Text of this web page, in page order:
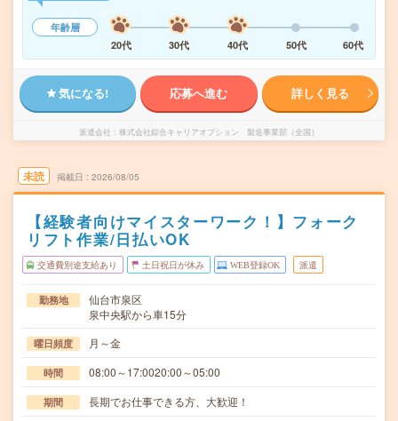
年齢層
20代
30代 40代 50代 60代
気になる! 応募へ進む 詳しく見る
派遣会社 株式会社綜合キャリアオプション 製造事業部（全国）
未読 掲載日 2026/08/05
【経験者向けマイスターワーク！】フォーク
リフト作業/日払いOK
交通費別途支給あり 土日祝日が休み WEB登録OK 派遣
勤務地
仙台市泉区
泉中央駅から車15分
曜日頻度 月～金
時間 08:00～17:0020:00～05:00
期間 長期でお仕事できる方、大歓迎！